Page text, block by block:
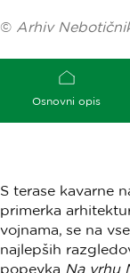
© Arhiv
Osnovni opis
S terase kavarne
primerka
vojnama, se na
najlepših
popevka Na vrhu